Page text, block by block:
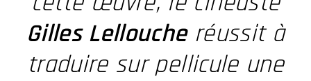
Gilles Lelloucheréussit à
traduire sur pellicule une